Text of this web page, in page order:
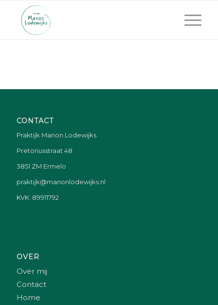
CONTACT
Praktijk Manon Lodewijks
Pretoriusstraat 48
3851 ZM Ermelo
praktijk@manonlodewijks.nl
KVK: 89911792
OVER
Over mij
Contact
Home